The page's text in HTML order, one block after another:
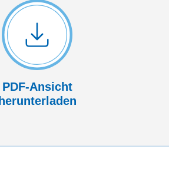
PDF-Ansicht
herunterladen